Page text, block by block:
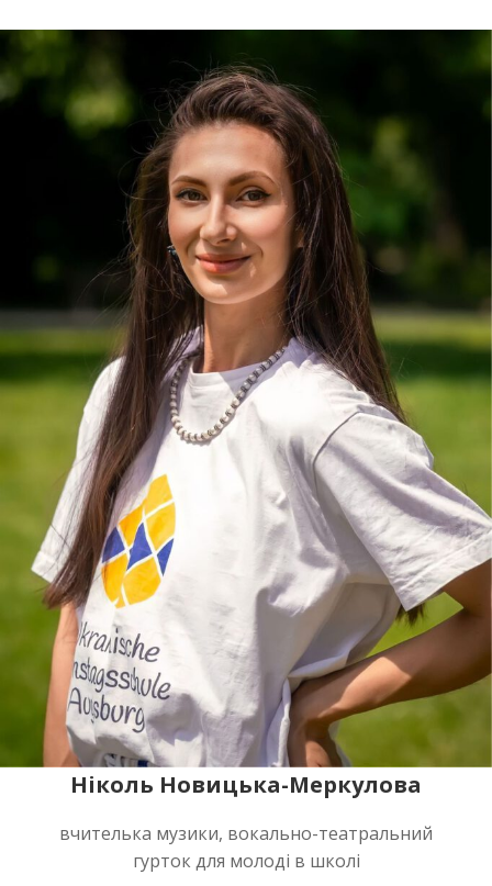
Ніколь Новицька-Меркулова
вчителька музики, вокально-театральний
гурток для молоді в школі